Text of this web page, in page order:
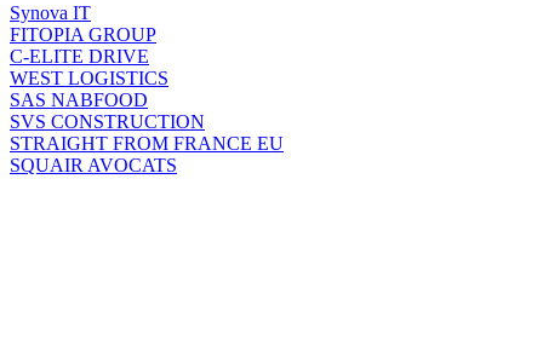
Synova IT
FITOPIA GROUP
C-ELITE DRIVE
WEST LOGISTICS
SAS NABFOOD
SVS CONSTRUCTION
STRAIGHT FROM FRANCE EU
SQUAIR AVOCATS